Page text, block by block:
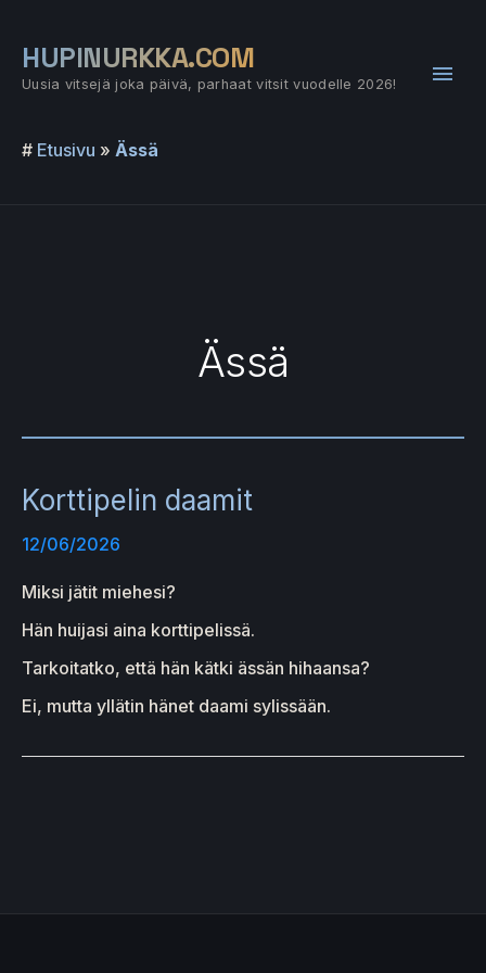
sisältöön
HUPINURKKA.COM
Uusia vitsejä joka päivä, parhaat vitsit vuodelle 2026!
# Etusivu » Ässä
Ässä
Korttipelin daamit
12/06/2026
Miksi jätit miehesi?
Hän huijasi aina korttipelissä.
Tarkoitatko, että hän kätki ässän hihaansa?
Ei, mutta yllätin hänet daami sylissään.